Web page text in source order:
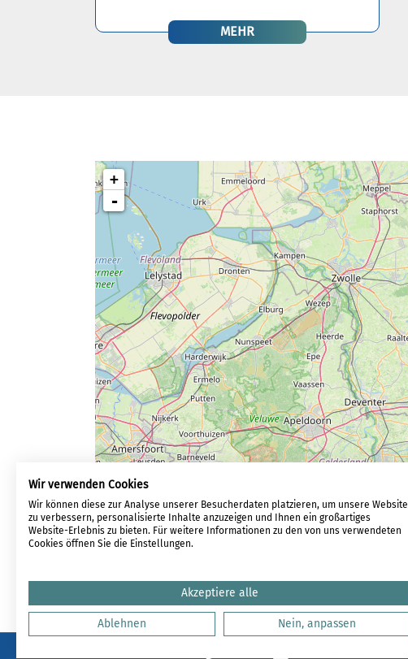
MEHR
+
-
Wir verwenden Cookies
Wir können diese zur Analyse unserer Besucherdaten platzieren, um unsere Website
zu verbessern, personalisierte Inhalte anzuzeigen und Ihnen ein großartiges
Website-Erlebnis zu bieten. Für weitere Informationen zu den von uns verwendeten
Cookies öffnen Sie die Einstellungen.
Akzeptiere alle
Ablehnen Nein, anpassen